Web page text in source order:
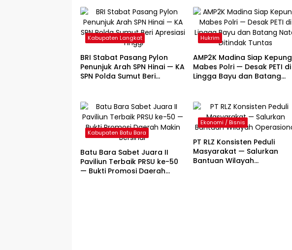
Kabupaten Langkat
BRI Stabat Pasang Pylon
Penunjuk Arah SPN Hinai — KA
SPN Polda Sumut Beri
Hukrim
AMP2K Madina Siap Kepung
Mabes Polri — Desak PETI di
Lingga Bayu dan Batang
Kabupaten Batu Bara
Batu Bara Sabet Juara II
Paviliun Terbaik PRSU ke-50
— Bukti Promosi Daerah
Ekonomi / Bisnis
PT RLZ Konsisten Peduli
Masyarakat — Salurkan
Bantuan Wilayah